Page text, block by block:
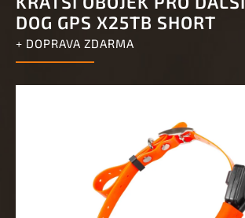
DOG GPS X25TB SHORT
+ DOPRAVA ZDARMA